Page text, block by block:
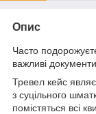
Опис
Часто
важливі
Тревел кейс
з суцільного
помістяться всі